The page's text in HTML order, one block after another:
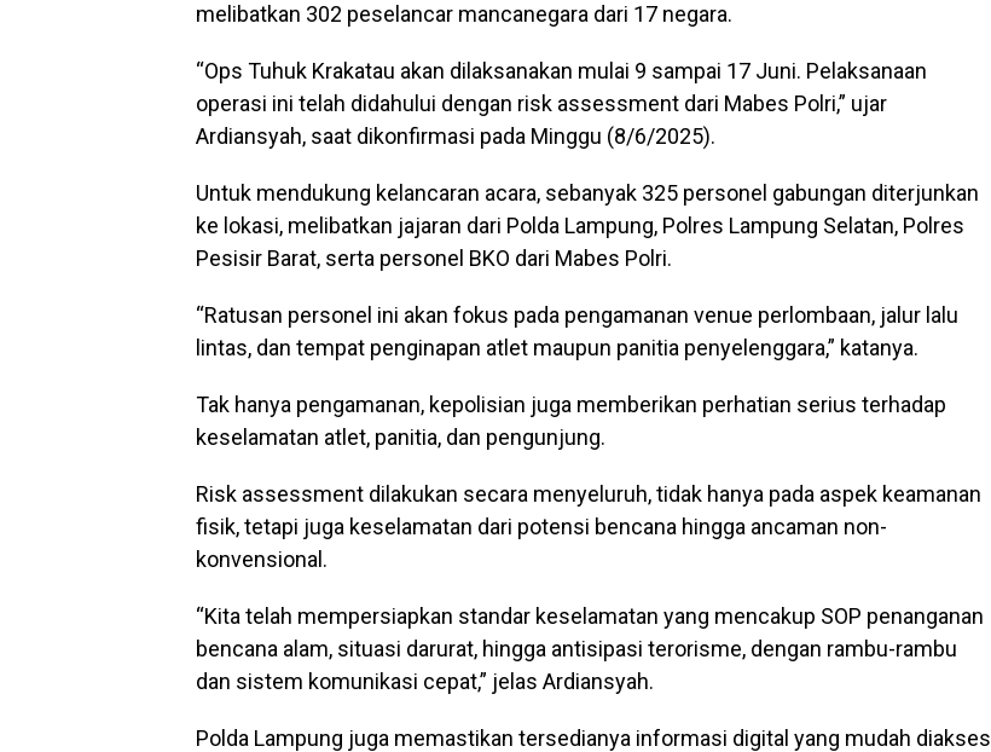
melibatkan 302 peselancar mancanegara dari 17 negara.
“Ops Tuhuk Krakatau akan dilaksanakan mulai 9 sampai 17 Juni. Pelaksanaan
operasi ini telah didahului dengan risk assessment dari Mabes Polri,” ujar
Ardiansyah, saat dikonfirmasi pada Minggu (8/6/2025).
Untuk mendukung kelancaran acara, sebanyak 325 personel gabungan diterjunkan
ke lokasi, melibatkan jajaran dari Polda Lampung, Polres Lampung Selatan, Polres
Pesisir Barat, serta personel BKO dari Mabes Polri.
“Ratusan personel ini akan fokus pada pengamanan venue perlombaan, jalur lalu
lintas, dan tempat penginapan atlet maupun panitia penyelenggara,” katanya.
Tak hanya pengamanan, kepolisian juga memberikan perhatian serius terhadap
keselamatan atlet, panitia, dan pengunjung.
Risk assessment dilakukan secara menyeluruh, tidak hanya pada aspek keamanan
fisik, tetapi juga keselamatan dari potensi bencana hingga ancaman non-
konvensional.
“Kita telah mempersiapkan standar keselamatan yang mencakup SOP penanganan
bencana alam, situasi darurat, hingga antisipasi terorisme, dengan rambu-rambu
dan sistem komunikasi cepat,” jelas Ardiansyah.
Polda Lampung juga memastikan tersedianya informasi digital yang mudah diakses